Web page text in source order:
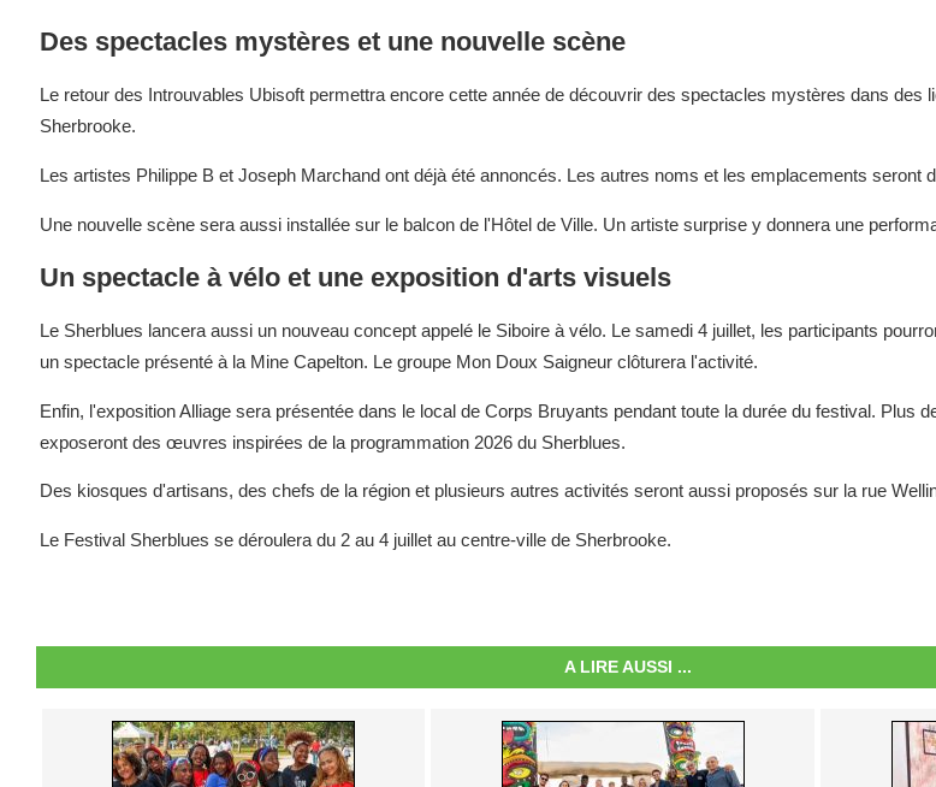
Des spectacles mystères et une nouvelle scène
Le retour des Introuvables Ubisoft permettra encore cette année de découvrir des spectacles mystères dans des
Sherbrooke.
Les artistes Philippe B et Joseph Marchand ont déjà été annoncés. Les autres noms et les emplacements seront
Une nouvelle scène sera aussi installée sur le balcon de l'Hôtel de Ville. Un artiste surprise y donnera une
Un spectacle à vélo et une exposition d'arts visuels
Le Sherblues lancera aussi un nouveau concept appelé le Siboire à vélo. Le samedi 4 juillet, les participants
un spectacle présenté à la Mine Capelton. Le groupe Mon Doux Saigneur clôturera l'activité.
Enfin, l'exposition Alliage sera présentée dans le local de Corps Bruyants pendant toute la durée du festival. Plus
exposeront des œuvres inspirées de la programmation 2026 du Sherblues.
Des kiosques d'artisans, des chefs de la région et plusieurs autres activités seront aussi proposés sur la rue
Le Festival Sherblues se déroulera du 2 au 4 juillet au centre-ville de Sherbrooke.
A LIRE AUSSI ...